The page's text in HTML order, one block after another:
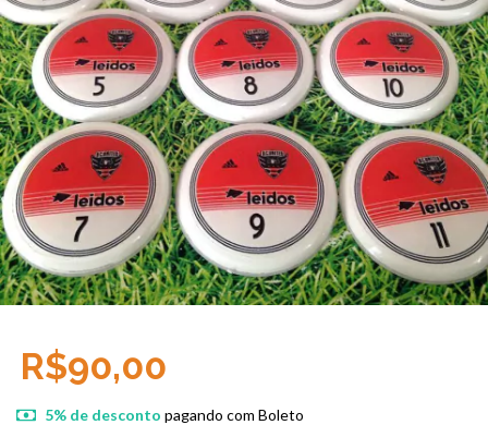
R$90,00
5% de desconto pagando com Boleto